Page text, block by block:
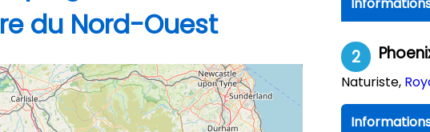
du Nord-Ouest
2
Naturiste,